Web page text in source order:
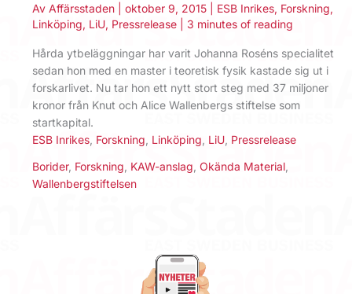
Av Affärsstaden oktober 9, 2015 ESB Inrikes, Forskning,
Linköping, LiU, Pressrelease 3 minutes of reading
Hårda ytbeläggningar har varit Johanna Roséns specialitet
sedan hon med en master i teoretisk fysik kastade sig ut i
forskarlivet. Nu tar hon ett nytt stort steg med 37 miljoner
kronor från Knut och Alice Wallenbergs stiftelse som
startkapital.
ESB Inrikes Forskning Linköping LiU Pressrelease
Borider, Forskning KAW-anslag Okända Material
Wallenbergstiftelsen